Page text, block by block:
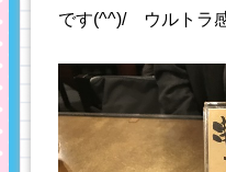
です(^^)/ ウルトラ